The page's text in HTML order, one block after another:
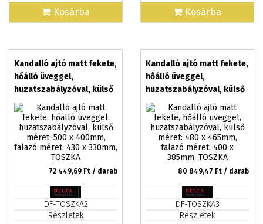
Kosárba Kosárba
Kandalló ajtó matt fekete,
hőálló üveggel,
huzatszabályzóval, külső
méret: 500 x 400mm,
falazó méret: 430 x
330mm, TOSZKA
72 449,69 Ft / darab
DF-TOSZKA2
Részletek
Kandalló ajtó matt fekete,
hőálló üveggel,
huzatszabályzóval, külső
méret: 480 x 465mm,
falazó méret: 400 x
385mm, TOSZKA
80 849,47 Ft / darab
DF-TOSZKA3
Részletek